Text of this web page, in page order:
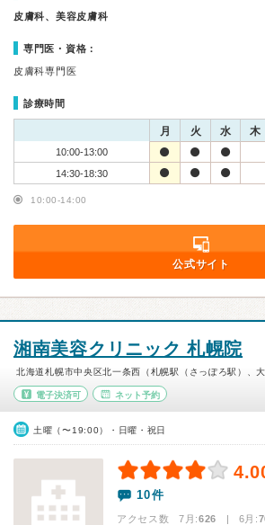
皮膚科、美容皮膚科
専門医・資格：
皮膚科専門医
診療時間
月 火 水 木
10:00-13:00
14:30-18:30
10:00-14:00
公式サイト
湘南美容クリニック 札幌院
北海道札幌市中央区北一条西（札幌駅（さっぽろ駅）、
電子決済可 ネット予約
土曜（〜19:00）・日曜・祝日
10件
アクセス数 7月:626 | 6月: